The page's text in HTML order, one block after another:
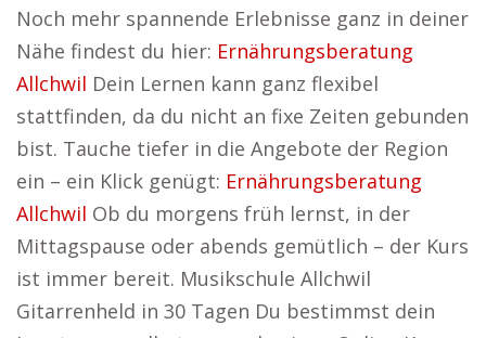
Noch mehr spannende Erlebnisse ganz in deiner
Nähe findest du hier: Ernährungsberatung
Allchwil Dein Lernen kann ganz flexibel
stattfinden, da du nicht an fixe Zeiten gebunden
bist. Tauche tiefer in die Angebote der Region
ein – ein Klick genügt: Ernährungsberatung
Allchwil Ob du morgens früh lernst, in der
Mittagspause oder abends gemütlich – der Kurs
ist immer bereit. Musikschule Allchwil
Gitarrenheld in 30 Tagen Du bestimmst dein